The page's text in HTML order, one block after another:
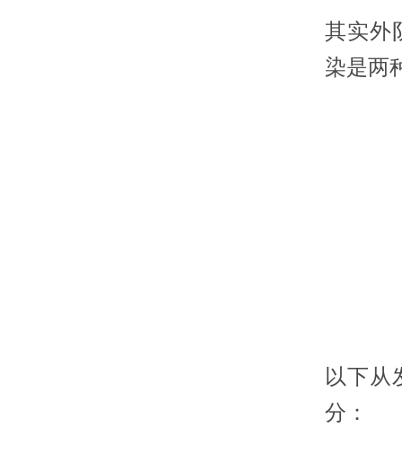
其实外
染是两
以下从
分：